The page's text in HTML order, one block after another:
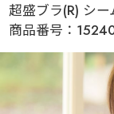
超盛ブラ(R) シ
商品番号：